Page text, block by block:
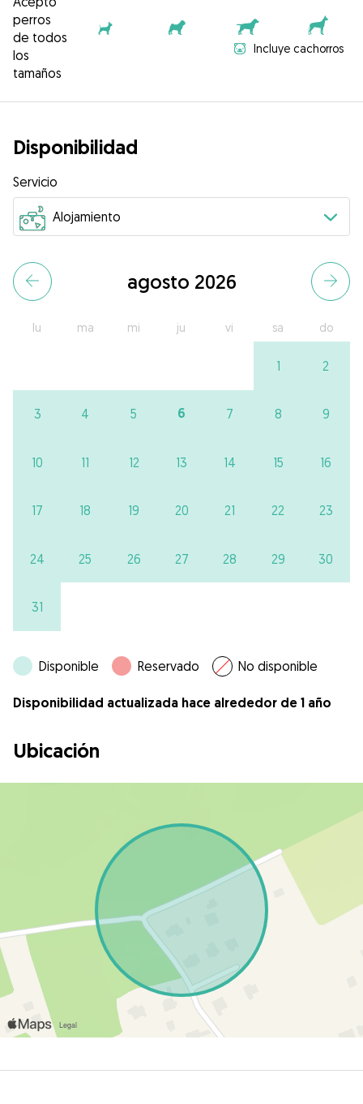
perros
de todos
los
tamaños
Incluye cachorros
Disponibilidad
Servicio
agosto 2026
lu ma mi ju vi sa do
1 2
3 4 5 6 7 8 9
10 11 12 13 14 15 16
17 18 19 20 21 22 23
24 25 26 27 28 29 30
31
Disponible Reservado No disponible
Disponibilidad actualizada hace alrededor de 1 año
Ubicación